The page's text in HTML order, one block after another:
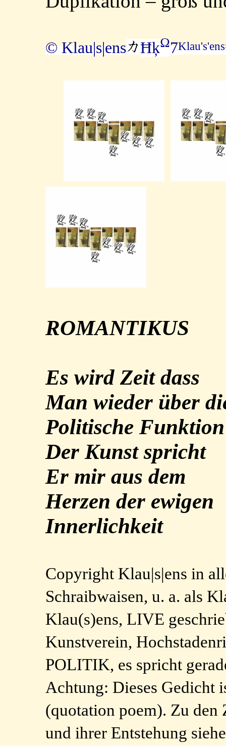
© Klau|s|ens ĦķΩ7
ROMANTIKUS
Es wird Zeit dass
Man wieder über
Politische Funktion
Der Kunst spricht
Er mir aus dem
Herzen der ewigen
Innerlichkeit
Copyright Klau|s|ens in
Schraibwaisen, u. a. als
Klau(s)ens, LIVE
Kunstverein,
POLITIK, es spricht
Achtung: Dieses Gedicht
(quotation poem). Zu den
und ihrer Entstehung